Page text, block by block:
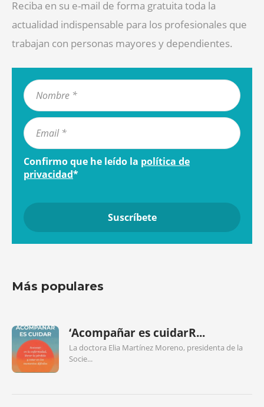
Reciba en su e-mail de forma gratuita toda la
actualidad indispensable para los profesionales que
trabajan con personas mayores y dependientes.
Confirmo que he leído la política de
privacidad*
Más populares
‘Acompañar es cuidarR...
La doctora Elia Martínez Moreno, presidenta de la
Socie...